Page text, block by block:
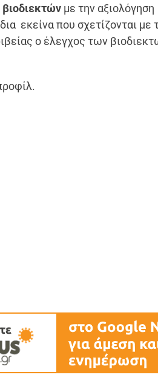
με την
εκείνα που σχετίζονται με
ο έλεγχος των